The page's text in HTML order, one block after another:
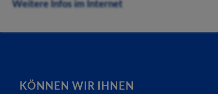
Weitere Infos im Internet
KÖNNEN WIR IHNEN